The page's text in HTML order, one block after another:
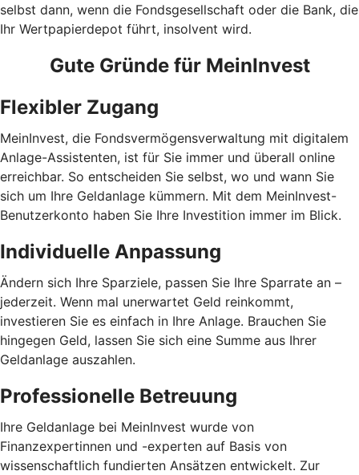
selbst dann, wenn die Fondsgesellschaft oder die Bank, die
Ihr Wertpapierdepot führt, insolvent wird.
Gute Gründe für MeinInvest
Flexibler Zugang
MeinInvest, die Fondsvermögensverwaltung mit digitalem
Anlage-Assistenten, ist für Sie immer und überall online
erreichbar. So entscheiden Sie selbst, wo und wann Sie
sich um Ihre Geldanlage kümmern. Mit dem MeinInvest-
Benutzerkonto haben Sie Ihre Investition immer im Blick.
Individuelle Anpassung
Ändern sich Ihre Sparziele, passen Sie Ihre Sparrate an –
jederzeit. Wenn mal unerwartet Geld reinkommt,
investieren Sie es einfach in Ihre Anlage. Brauchen Sie
hingegen Geld, lassen Sie sich eine Summe aus Ihrer
Geldanlage auszahlen.
Professionelle Betreuung
Ihre Geldanlage bei MeinInvest wurde von
Finanzexpertinnen und -experten auf Basis von
wissenschaftlich fundierten Ansätzen entwickelt. Zur